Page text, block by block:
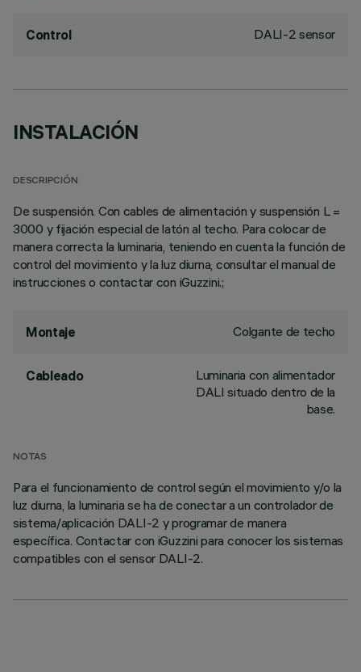
Control DALI-2 sensor
INSTALACIÓN
DESCRIPCIÓN
De suspensión. Con cables de alimentación y suspensión L =
3000 y fijación especial de latón al techo. Para colocar de
manera correcta la luminaria, teniendo en cuenta la función de
control del movimiento y la luz diurna, consultar el manual de
instrucciones o contactar con iGuzzini.;
Montaje Colgante de techo
Cableado
Luminaria con alimentador
DALI situado dentro de la
base.
NOTAS
Para el funcionamiento de control según el movimiento y/o la
luz diurna, la luminaria se ha de conectar a un controlador de
sistema/aplicación DALI-2 y programar de manera
específica. Contactar con iGuzzini para conocer los sistemas
compatibles con el sensor DALI-2.